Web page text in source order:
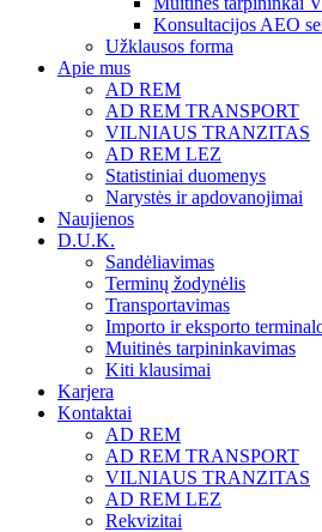
Konsultacijos AEO
Užklausos forma
Apie mus
AD REM
AD REM TRANSPORT
VILNIAUS TRANZITAS
AD REM LEZ
Statistiniai duomenys
Narystės ir apdovanojimai
Naujienos
D.U.K.
Sandėliavimas
Terminų žodynėlis
Transportavimas
Importo ir eksporto
Muitinės tarpininkavimas
Kiti klausimai
Karjera
Kontaktai
AD REM
AD REM TRANSPORT
VILNIAUS TRANZITAS
AD REM LEZ
Rekvizitai